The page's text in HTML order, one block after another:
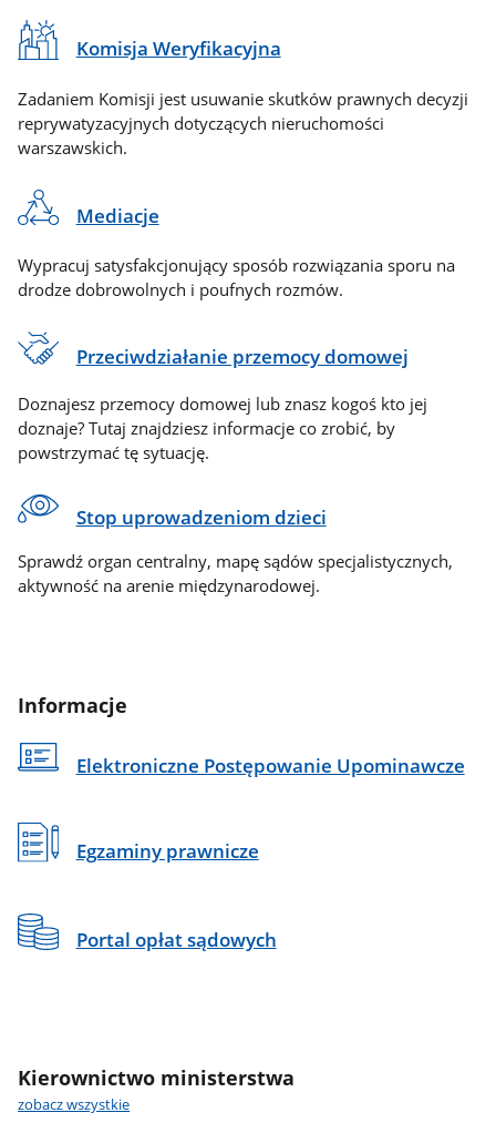
Komisja Weryfikacyjna
Zadaniem Komisji jest usuwanie skutków prawnych decyzji
reprywatyzacyjnych dotyczących nieruchomości
warszawskich.
Mediacje
Wypracuj satysfakcjonujący sposób rozwiązania sporu na
drodze dobrowolnych i poufnych rozmów.
Przeciwdziałanie przemocy domowej
Doznajesz przemocy domowej lub znasz kogoś kto jej
doznaje? Tutaj znajdziesz informacje co zrobić, by
powstrzymać tę sytuację.
Stop uprowadzeniom dzieci
Sprawdź organ centralny, mapę sądów specjalistycznych,
aktywność na arenie międzynarodowej.
Informacje
Elektroniczne Postępowanie Upominawcze
Egzaminy prawnicze
Portal opłat sądowych
Kierownictwo ministerstwa
zobacz wszystkie